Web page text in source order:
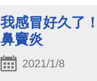
我感冒好久了
鼻竇炎
2021/1/8